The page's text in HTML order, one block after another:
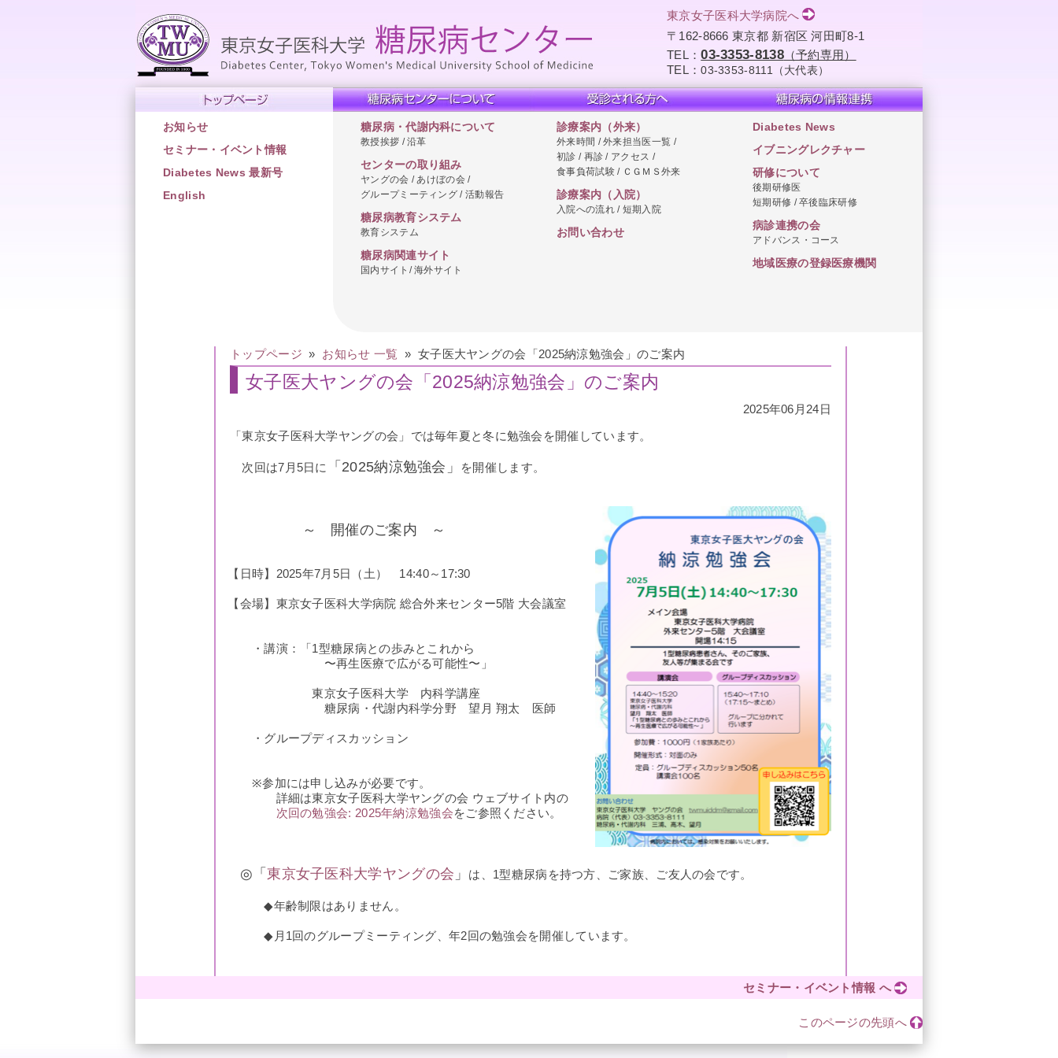
東京女子医科大学病院へ
〒162-8666 東京都 新宿区 河田町8-1
TEL：03-3353-8138（予約専用）
TEL：03-3353-8111（大代表）
お知らせ
セミナー・イベント情報
Diabetes News 最新号
English
糖尿病・代謝内科について
教授挨拶 / 沿革
センターの取り組み
ヤングの会 / あけぼの会 /
グループミーティング / 活動報告
糖尿病教育システム
教育システム
糖尿病関連サイト
国内サイト/ 海外サイト
診療案内（外来）
外来時間 / 外来担当医一覧 /
初診 / 再診 / アクセス /
食事負荷試験 / ＣＧＭＳ外来
診療案内（入院）
入院への流れ / 短期入院
お問い合わせ
Diabetes News
イブニングレクチャー
研修について
後期研修医
短期研修 / 卒後臨床研修
病診連携の会
アドバンス・コース
地域医療の登録医療機関
トップページ » お知らせ 一覧 » 女子医大ヤングの会「2025納涼勉強会」のご案内
女子医大ヤングの会「2025納涼勉強会」のご案内
2025年06月24日
「東京女子医科大学ヤングの会」では毎年夏と冬に勉強会を開催しています。
次回は7月5日に 「2025納涼勉強会」 を開催します。
～ 開催のご案内 ～
【日時】2025年7月5日（土） 14:40～17:30
【会場】東京女子医科大学病院 総合外来センター5階 大会議室
・講演：「1型糖尿病との歩みとこれから
〜再生医療で広がる可能性〜」
東京女子医科大学 内科学講座
糖尿病・代謝内科学分野 望月 翔太 医師
・グループディスカッション
※参加には申し込みが必要です。
詳細は東京女子医科大学ヤングの会 ウェブサイト内の
次回の勉強会: 2025年納涼勉強会をご参照ください。
◎「東京女子医科大学ヤングの会 」 は、1型糖尿病を持つ方、ご家族、ご友人の会です。
◆年齢制限はありません。
◆月1回のグループミーティング、年2回の勉強会を開催しています。
セミナー・イベント情報 へ
このページの先頭へ